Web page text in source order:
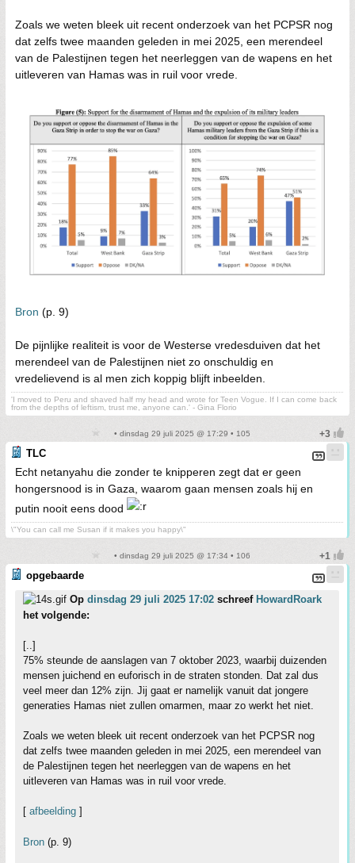
Zoals we weten bleek uit recent onderzoek van het PCPSR nog
dat zelfs twee maanden geleden in mei 2025, een merendeel
van de Palestijnen tegen het neerleggen van de wapens en het
uitleveren van Hamas was in ruil voor vrede.
Bron (p. 9)
De pijnlijke realiteit is voor de Westerse vredesduiven dat het
merendeel van de Palestijnen niet zo onschuldig en
vredelievend is al men zich koppig blijft inbeelden.
'I moved to Peru and shaved half my head and wrote for Teen Vogue. If I can come back
from the depths of leftism, trust me, anyone can.' - Gina Florio
• dinsdag 29 juli 2025 @ 17:29 • 105
TLC
Echt netanyahu die zonder te knipperen zegt dat er geen
hongersnood is in Gaza, waarom gaan mensen zoals hij en
putin nooit eens dood
\"You can call me Susan if it makes you happy\"
• dinsdag 29 juli 2025 @ 17:34 • 106
opgebaarde
Op dinsdag 29 juli 2025 17:02 schreef HowardRoark
het volgende:
[..]
75% steunde de aanslagen van 7 oktober 2023, waarbij duizenden
mensen juichend en euforisch in de straten stonden. Dat zal dus
veel meer dan 12% zijn. Jij gaat er namelijk vanuit dat jongere
generaties Hamas niet zullen omarmen, maar zo werkt het niet.
Zoals we weten bleek uit recent onderzoek van het PCPSR nog
dat zelfs twee maanden geleden in mei 2025, een merendeel van
de Palestijnen tegen het neerleggen van de wapens en het
uitleveren van Hamas was in ruil voor vrede.
[ afbeelding ]
Bron (p. 9)